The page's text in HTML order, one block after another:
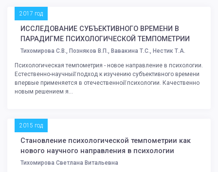
2017 год
ИССЛЕДОВАНИЕ СУБЪЕКТИВНОГО ВРЕМЕНИ В
ПАРАДИГМЕ ПСИХОЛОГИЧЕСКОЙ ТЕМПОМЕТРИИ
Тихомирова С.В., Позняков В.П., Вавакина Т.С., Нестик Т.А.
Психологическая темпометрия - новое направление в психологии.
Естественно-научный̆ подход к изучению субъективного времени
впервые применяется в отечественной̆ психологии. Качественно
новым решением я...
2015 год
Становление психологической темпометрии как
нового научного направления в психологии
Тихомирова Светлана Витальевна